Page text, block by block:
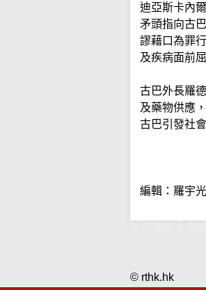
迪亞斯卡內
矛頭指向古
謬藉口為罪
及疾病面前
古巴外長羅
及藥物供應
古巴引發社
編輯：羅宇光
© rthk.hk